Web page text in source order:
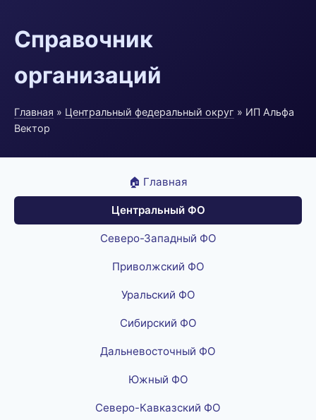
Справочник
организаций
Главная » Центральный федеральный округ » ИП Альфа
Вектор
🏠 Главная
Центральный ФО
Северо-Западный ФО
Приволжский ФО
Уральский ФО
Сибирский ФО
Дальневосточный ФО
Южный ФО
Северо-Кавказский ФО